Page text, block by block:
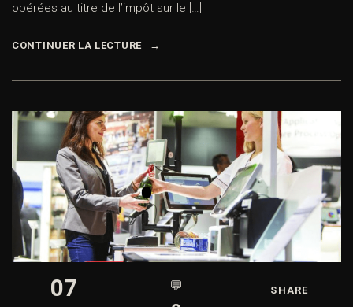
opérées au titre de l’impôt sur le […]
CONTINUER LA LECTURE
07 💬 SHARE